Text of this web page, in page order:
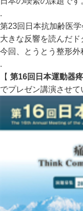
.
第23回日本抗加齢医学
大きな反響を読んだド
今回、とうとう整形外
.
【 第16回日本運動器
でプレゼン講演させて